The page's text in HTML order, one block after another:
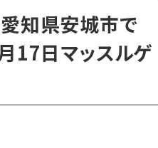
愛知県安城市で
17日マッスルゲ